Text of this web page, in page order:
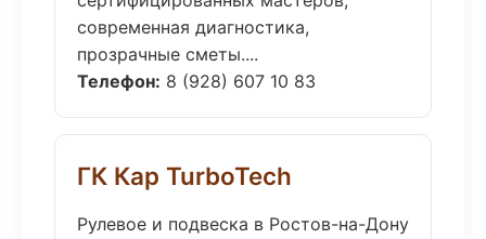
современная диагностика,
прозрачные сметы....
Телефон: 8 (928) 607 10 83
ГК Кар TurboTech
Рулевое и подвеска в Ростов-на-Дону